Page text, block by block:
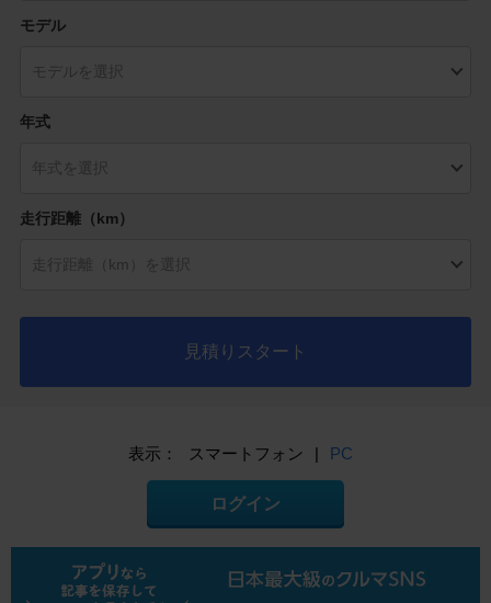
モデル
年式
走行距離（km）
見積りスタート
表示： スマートフォン | PC
ログイン